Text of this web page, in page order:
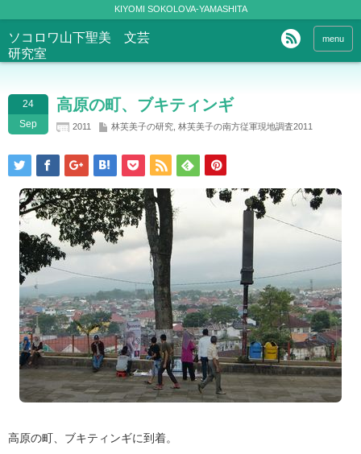
KIYOMI SOKOLOVA-YAMASHITA
ソコロワ山下聖美 文芸
研究室
menu
24
Sep
高原の町、ブキティンギ
2011 林芙美子の研究 林芙美子の南方従軍現地調査2011
高原の町、ブキティンギに到着。